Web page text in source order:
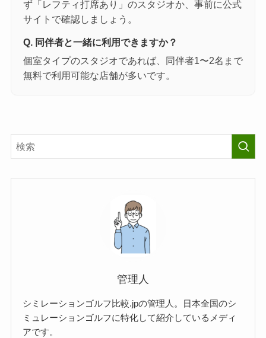
ず「レフティ打席あり」のスタジオか、事前に公式
サイトで確認しましょう。
Q. 同伴者と一緒に利用できますか？
個室タイプのスタジオであれば、同伴者1〜2名まで
無料で利用可能な店舗が多いです。
管理人
シミレーションゴルフ比較.jpの管理人。日本全国のシ
ミュレーションゴルフに特化して紹介しているメディ
アです。